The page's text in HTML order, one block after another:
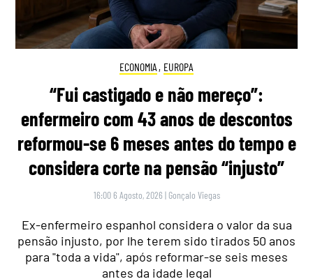
ECONOMIA , EUROPA
“Fui castigado e não mereço”:
enfermeiro com 43 anos de descontos
reformou-se 6 meses antes do tempo e
considera corte na pensão “injusto”
16:00 6 Agosto, 2026 | Gonçalo Viegas
Ex-enfermeiro espanhol considera o valor da sua
pensão injusto, por lhe terem sido tirados 50 anos
para "toda a vida", após reformar-se seis meses
antes da idade legal